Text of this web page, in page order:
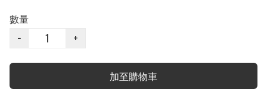
數量
−
+
加至購物車